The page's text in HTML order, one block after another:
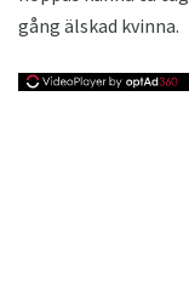
gång älskad kvinna.